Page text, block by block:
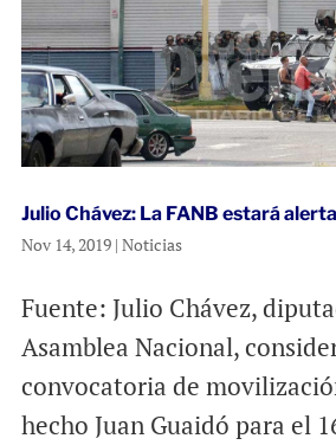
Julio Chávez: La FANB estará
Nov 14, 2019| Noticias
Fuente: Julio Chávez,
Asamblea Nacional,
convocatoria de
hecho Juan Guaidó para el